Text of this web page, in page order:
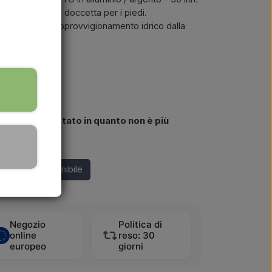
di diametro e doccetta per i piedi.
con approvvigionamento idrico dalla
acquistato in quanto non è più
nuovo disponibile
Negozio
online
europeo
Politica di
reso: 30
giorni